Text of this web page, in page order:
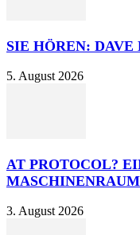
SIE HÖREN:
5. August 2026
AT PROTOCOL?
3. August 2026